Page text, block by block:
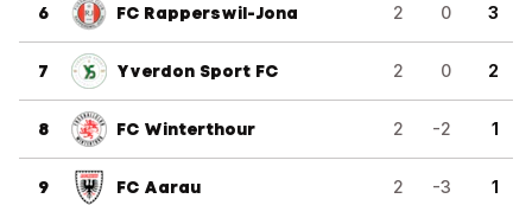
6 FC Rapperswil-Jona 2 0 3
7 Yverdon Sport FC 2 0 2
8 FC Winterthour 2 -2 1
9 FC Aarau 2 -3 1